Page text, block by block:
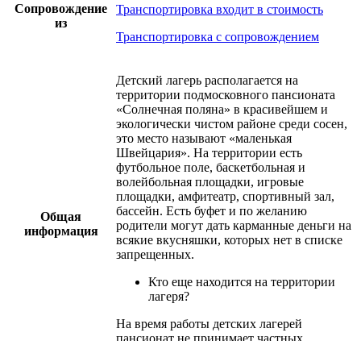
Сопровождение
из
Транспортировка входит в стоимость
Транспортировка с сопровождением
Общая
информация
Детский лагерь располагается на
территории подмосковного пансионата
«Солнечная поляна» в красивейшем и
экологически чистом районе среди сосен,
это место называют «маленькая
Швейцария». На территории есть
футбольное поле, баскетбольная и
волейбольная площадки, игровые
площадки, амфитеатр, спортивный зал,
бассейн. Есть буфет и по желанию
родители могут дать карманные деньги на
всякие вкусняшки, которых нет в списке
запрещенных.
Кто еще находится на территории
лагеря?
На время работы детских лагерей
пансионат не принимает частных